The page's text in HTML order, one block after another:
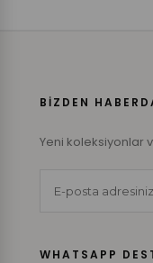
BİZDEN
Yeni koleksiyonlar
WHATSAPP